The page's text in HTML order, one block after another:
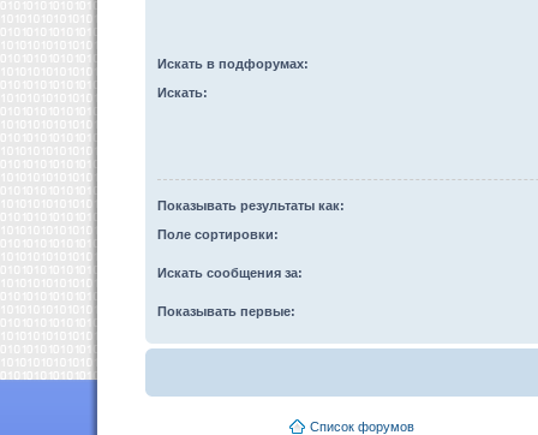
Искать в подфорумах:
Искать:
Показывать результаты как:
Поле сортировки:
Искать сообщения за:
Показывать первые:
Список форумов